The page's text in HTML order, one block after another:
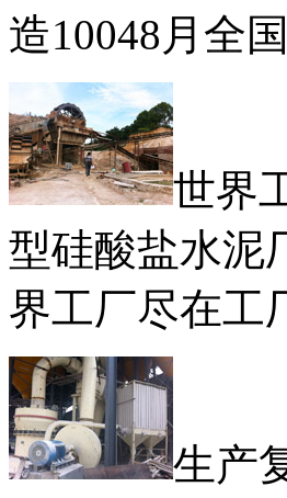
造10048月全
世界
型硅酸盐水泥
界工厂尽在工
生产